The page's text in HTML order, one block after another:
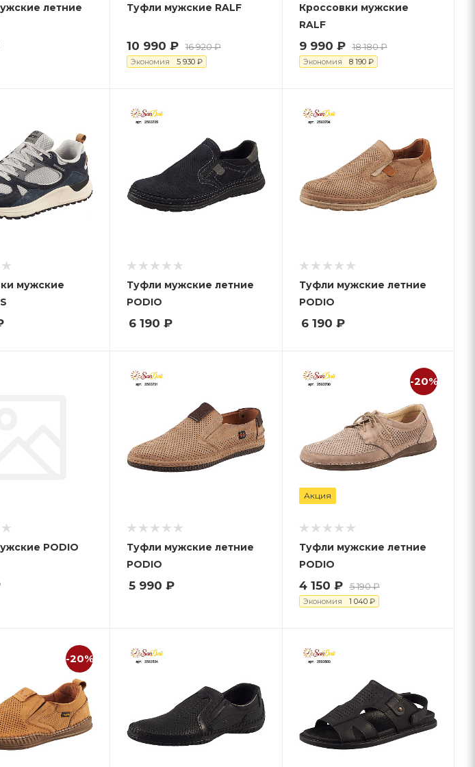
летние
Туфли мужские RALF
10 990 ₽ 16 920₽
Экономия 5 930 ₽
Кроссовки мужские
RALF
9 990 ₽ 18 180₽
Экономия 8 190₽
мужские
Туфли мужские летние
PODIO
6 190 ₽
Туфли мужские летние
PODIO
6 190 ₽
PODIO
Туфли мужские летние
PODIO
5 990 ₽
-20%
Акция
Туфли мужские летние
PODIO
4 150 ₽ 5 190₽
Экономия 1 040₽
-20%